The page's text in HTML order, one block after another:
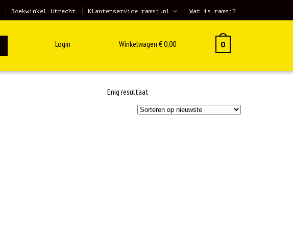
Boekwinkel Utrecht Klantenservice ramsj.nl Wat is ramsj?
Login Winkelwagen €0,00 0
Enig resultaat